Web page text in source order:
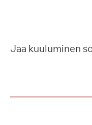
Jaa kuuluminen